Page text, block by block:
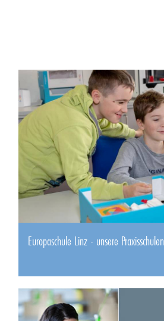
Europaschule Linz - unsere Praxisschulen